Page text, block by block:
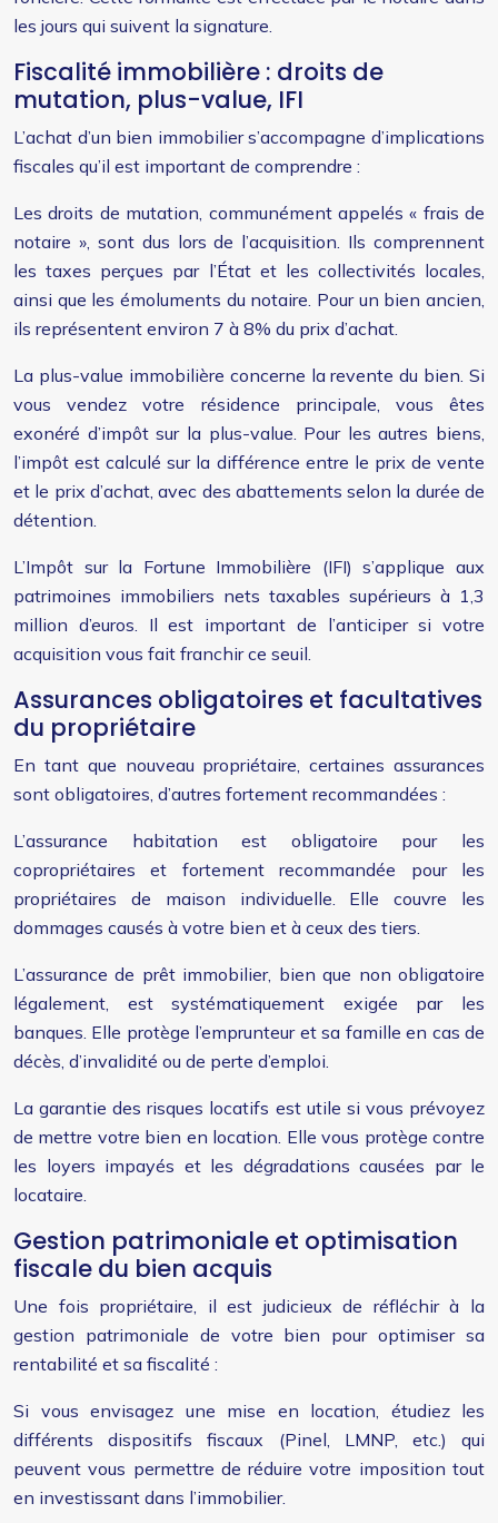
les jours qui suivent la signature.
Fiscalité immobilière : droits de
mutation, plus-value, IFI
L’achat d’un bien immobilier s’accompagne d’implications
fiscales qu’il est important de comprendre :
Les droits de mutation, communément appelés « frais de
notaire », sont dus lors de l’acquisition. Ils comprennent
les taxes perçues par l’État et les collectivités locales,
ainsi que les émoluments du notaire. Pour un bien ancien,
ils représentent environ 7 à 8% du prix d’achat.
La plus-value immobilière concerne la revente du bien. Si
vous vendez votre résidence principale, vous êtes
exonéré d’impôt sur la plus-value. Pour les autres biens,
l’impôt est calculé sur la différence entre le prix de vente
et le prix d’achat, avec des abattements selon la durée de
détention.
L’Impôt sur la Fortune Immobilière (IFI) s’applique aux
patrimoines immobiliers nets taxables supérieurs à 1,3
million d’euros. Il est important de l’anticiper si votre
acquisition vous fait franchir ce seuil.
Assurances obligatoires et facultatives
du propriétaire
En tant que nouveau propriétaire, certaines assurances
sont obligatoires, d’autres fortement recommandées :
L’assurance habitation est obligatoire pour les
copropriétaires et fortement recommandée pour les
propriétaires de maison individuelle. Elle couvre les
dommages causés à votre bien et à ceux des tiers.
L’assurance de prêt immobilier, bien que non obligatoire
légalement, est systématiquement exigée par les
banques. Elle protège l’emprunteur et sa famille en cas de
décès, d’invalidité ou de perte d’emploi.
La garantie des risques locatifs est utile si vous prévoyez
de mettre votre bien en location. Elle vous protège contre
les loyers impayés et les dégradations causées par le
locataire.
Gestion patrimoniale et optimisation
fiscale du bien acquis
Une fois propriétaire, il est judicieux de réfléchir à la
gestion patrimoniale de votre bien pour optimiser sa
rentabilité et sa fiscalité :
Si vous envisagez une mise en location, étudiez les
différents dispositifs fiscaux (Pinel, LMNP, etc.) qui
peuvent vous permettre de réduire votre imposition tout
en investissant dans l’immobilier.